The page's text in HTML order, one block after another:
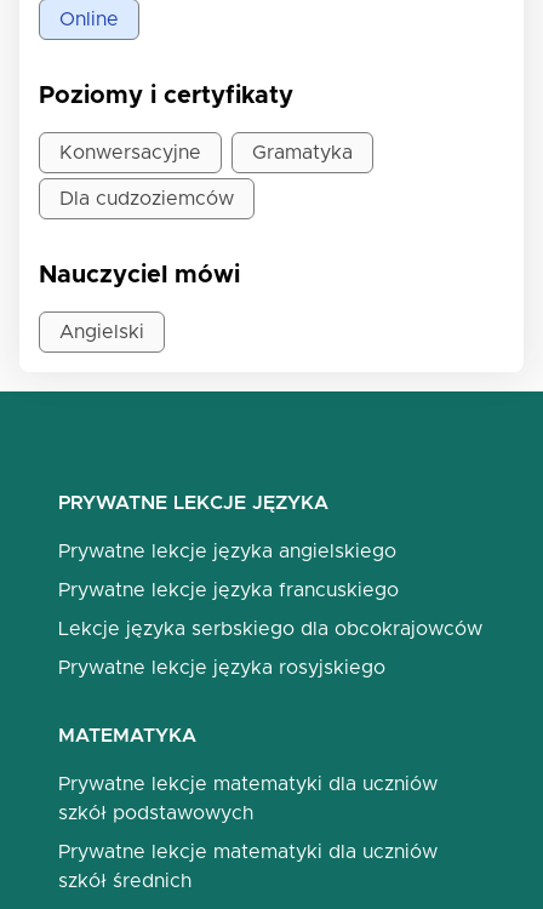
Online
Poziomy i certyfikaty
Konwersacyjne Gramatyka
Dla cudzoziemców
Nauczyciel mówi
Angielski
PRYWATNE LEKCJE JĘZYKA
Prywatne lekcje języka angielskiego
Prywatne lekcje języka francuskiego
Lekcje języka serbskiego dla obcokrajowców
Prywatne lekcje języka rosyjskiego
MATEMATYKA
Prywatne lekcje matematyki dla uczniów
szkół podstawowych
Prywatne lekcje matematyki dla uczniów
szkół średnich